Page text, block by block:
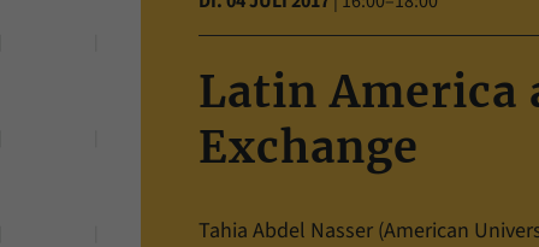
Latin America
Exchange
Tahia Abdel Nasser (American